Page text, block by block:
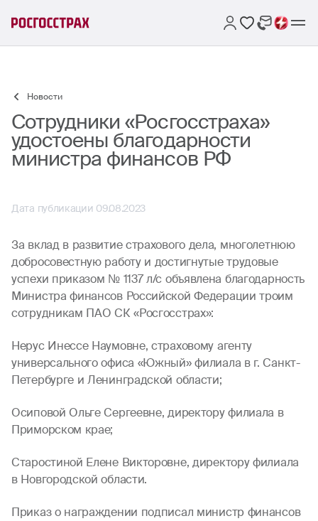
Новости
Сотрудники «Росгосстраха»
удостоены благодарности
министра финансов РФ
Дата публикации 09.08.2023
За вклад в развитие страхового дела, многолетнюю
добросовестную работу и достигнутые трудовые
успехи приказом № 1137 л/с объявлена благодарность
Министра финансов Российской Федерации троим
сотрудникам ПАО СК «Росгосстрах»:
Нерус Инессе Наумовне, страховому агенту
универсального офиса «Южный» филиала в г. Санкт-
Петербурге и Ленинградской области;
Осиповой Ольге Сергеевне, директору филиала в
Приморском крае;
Старостиной Елене Викторовне, директору филиала
в Новгородской области.
Приказ о награждении подписал министр финансов